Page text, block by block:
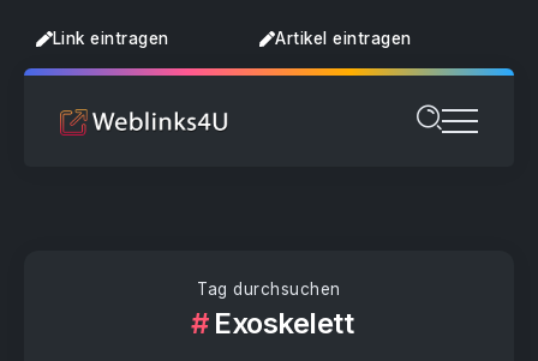
Link eintragen Artikel eintragen
Tag durchsuchen
Exoskelett